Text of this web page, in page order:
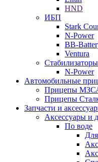
HND
ИБП
Stark
N-Power
BB-
Ventura
N-Power
Автомобильные
Прицепы
Прицепы
Запчасти и
Аксессуары и
По воде